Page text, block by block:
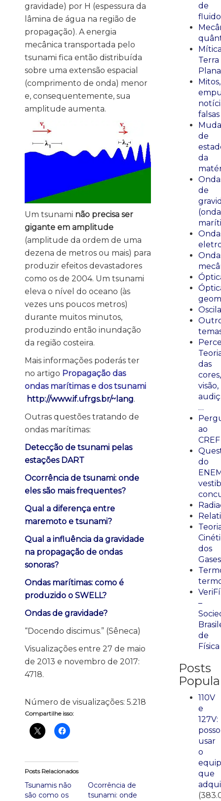
gravidade) por H (espessura da
lâmina de água na região de
propagação). A energia
mecânica transportada pelo
tsunami fica então distribuída
sobre uma extensão espacial
(comprimento de onda) menor
e, consequentemente, sua
amplitude aumenta.
Um tsunami não precisa ser
gigante em amplitude
(amplitude da ordem de uma
dezena de metros ou mais) para
produzir efeitos devastadores
como os de 2004. Um tsunami
eleva o nível do oceano (às
vezes uns poucos metros)
durante muitos minutos,
produzindo então inundação
da região costeira.
Mais informações poderás ter
no artigo Propagação das
ondas marítimas e dos tsunami
http://www.if.ufrgs.br/~lang.
Outras questões tratando de
ondas marítimas:
Detecção de tsunami pelas
estações DART
Ocorrência de tsunami: onde
eles são mais frequentes?
Qual a diferença entre
maremoto e tsunami?
Qual a influência da gravidade
na propagação de ondas
sonoras?
Ondas marí­timas: como é
produzido o SWELL?
Ondas de gravidade?
“Docendo discimus.” (Sêneca)
Visualizações entre 27 de maio
de 2013 e novembro de 2017:
4718.
Número de visualizações: 5.218
Compartilhe isso:
Posts Relacionados
Tsunamis não
são como os
Ocorrência de
tsunami: onde
de
Terra
Plana
Mitos,
falsas
de
da
de
das
cores,
visão,
…
ao
CREF
do
dos
Gases
–
de
Física
Posts
110V
e
127V:
posso
usar
o
que